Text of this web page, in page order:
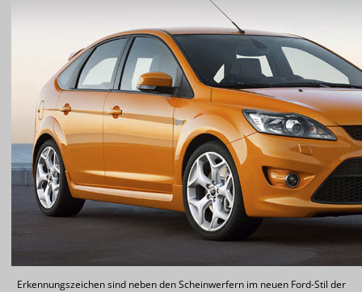
Erkennungszeichen sind neben den Scheinwerfern im neuen Ford-Stil der